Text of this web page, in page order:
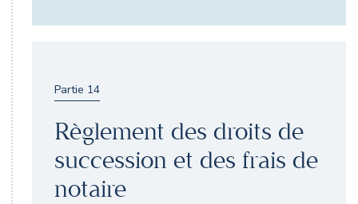
Partie 14
Règlement des droits de
succession et des frais de
notaire